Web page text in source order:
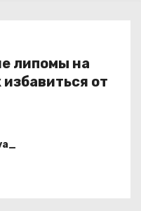
липомы на
от